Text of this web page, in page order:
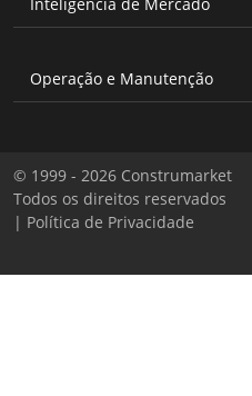
Operação e Manutenção
© 1999 - 2026 Construmarket
Todos os direitos reservados
| Política de Privacidade